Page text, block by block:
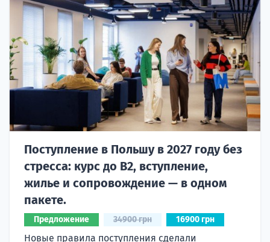
Поступление в Польшу в 2027 году без
стресса: курс до B2, вступление,
жилье и сопровождение — в одном
пакете.
Предложение 34900 грн 16900 грн
Новые правила поступления сделали